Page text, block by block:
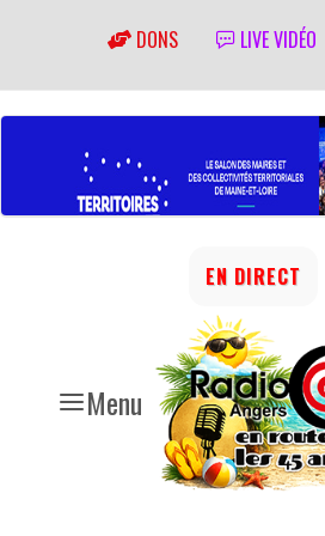
DONS LIVE VIDÉO
Menu
EN DIRECT